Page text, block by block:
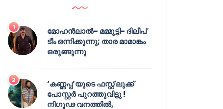
മോഹൻലാൽ- മമ്മൂട്ടി- ദിലീപ്
ടീം ഒന്നിക്കുന്നു; താര മാമാങ്കം
ഒരുങ്ങുന്നു
‘കണ്ണപ്പ’യുടെ ഫസ്റ്റ് ലുക്ക്
പോസ്റ്റർ പുറത്തുവിട്ടു !
നിഗൂഢ വനത്തിൽ,